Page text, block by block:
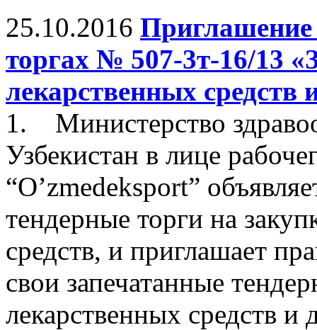
25.10.2016
торгах № 507-3т-16/13
лекарственных средств
1. Министерство
Узбекистан в лице
“O’zmedeksport”
тендерные торги на
средств, и приглашает
свои запечатанные
лекарственных средств и